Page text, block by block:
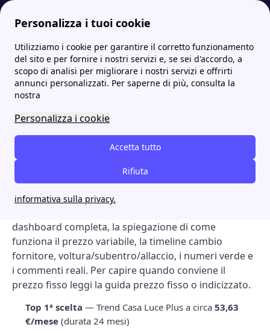
Personalizza i tuoi cookie
Utilizziamo i cookie per garantire il corretto funzionamento
del sito e per fornire i nostri servizi e, se sei d'accordo, a
scopo di analisi per migliorare i nostri servizi e offrirti
annunci personalizzati. Per saperne di più, consulta la
nostra
Personalizza i cookie
Accetta tutto
Rifiuta
informativa sulla privacy.
Papernest.it More Le offerte luce e gas di Eni Plenitude: quale scegliere? Offerte Eni Plenitude a prezzo variabile di agosto 2026
Offerte Eni Plenitude a
prezzo variabile di agosto
2026
Su questa pagina trovi tutte le offerte di
Eni Plenitude
a prezzo variabile (luce + gas) attive sul mercato
libero, confrontate offerta per offerta con prezzo,
durata, codice ARERA e link al sito ufficiale del
dashboard completa, la spiegazione di come
funziona il prezzo variabile, la timeline cambio
fornitore, voltura/subentro/allaccio, i numeri verde e
i commenti reali. Per capire quando conviene il
prezzo fisso leggi la guida prezzo fisso o indicizzato.
Top 1ª scelta — Trend Casa Luce Plus a circa 53,63
€/mese (durata 24 mesi)